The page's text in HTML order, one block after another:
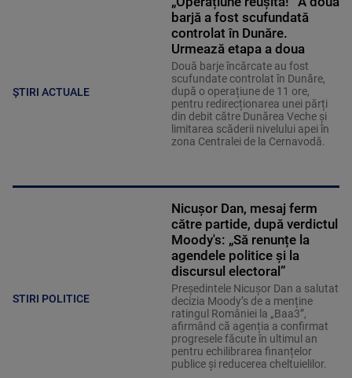
ȘTIRI ACTUALE
barjă a fost scufundată
controlat în Dunăre.
Urmează etapa a doua
Două barje încărcate au fost
scufundate controlat în Dunăre,
după o operațiune de 11 ore,
pentru redirecționarea unei părți
din debit către Dunărea Veche și
limitarea scăderii nivelului apei în
zona Centralei de la Cernavodă.
STIRI POLITICE
Nicușor Dan, mesaj ferm
către partide, după verdictul
Moody's: „Să renunțe la
agendele politice şi la
discursul electoral”
Președintele Nicușor Dan a salutat
decizia Moody’s de a menține
ratingul României la „Baa3”,
afirmând că agenția a confirmat
progresele făcute în ultimul an
pentru echilibrarea finanțelor
publice și reducerea cheltuielilor.